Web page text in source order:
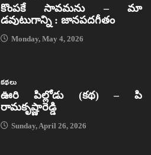
కొంపకే సావమను – మా
డవుటుగాన్ని : జానపదగీతం
Monday, May 4, 2026
కథలు
ఊరి పిల్లోడు (కథ) – పి
రామకృష్ణారెడ్డి
Sunday, April 26, 2026